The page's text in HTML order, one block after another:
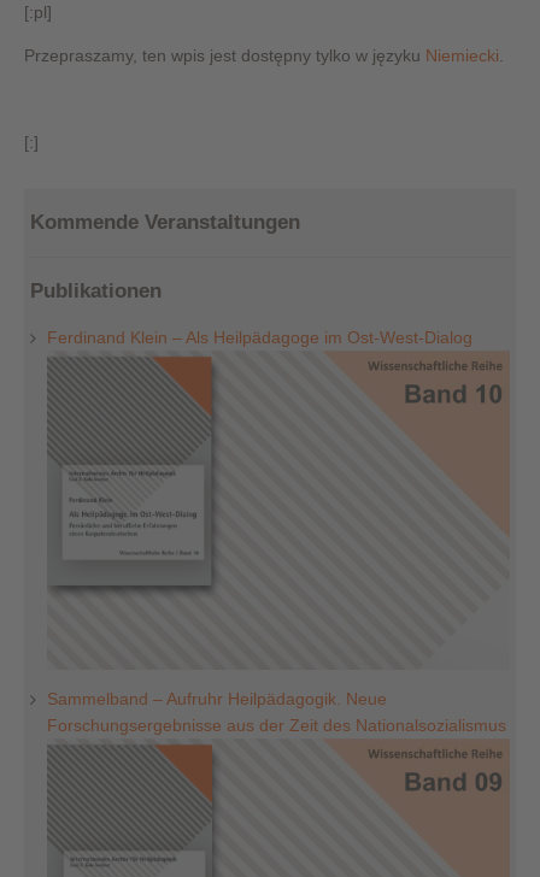
[:pl]
Przepraszamy, ten wpis jest dostępny tylko w języku Niemiecki
[:]
Kommende Veranstaltungen
Publikationen
Ferdinand Klein – Als Heilpädagoge im Ost-West-Dialog
Sammelband – Aufruhr Heilpädagogik. Neue
Forschungsergebnisse aus der Zeit des Nationalsozialismus